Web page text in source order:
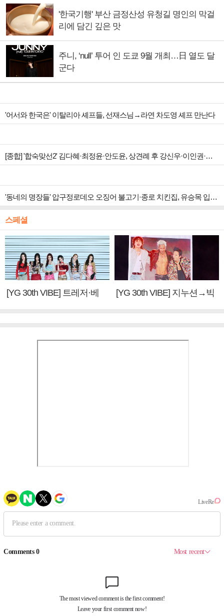
'한국기행' 부산 금정산성 유청길 명인의 막걸
리에 담긴 깊은 맛
주니, ‘null’ 투어 인 도쿄 9월 개최…日 열도 달
군다
'어서와 한국은' 이탈리아 셰프들, 선재스님→라연 차도영 셰프 만난다
[종합] '합숙맞선2' 김다혜·최정윤·안도윤, 상견례 후 강신우·이인권·권예찬 향한 마음 변화
'동네의 명장들' 압구정로데오 오징어 불고기·종로 치킨집, 유승목 입맛 저격
스페셜
[YG 30th VIBE] 트레저·베
[YG 30th VIBE] 지누션→빅